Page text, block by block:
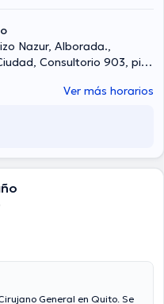
Nazur, Alborada.,
Consultorio 903, piso
Ver más horarios
General en Quito. Se